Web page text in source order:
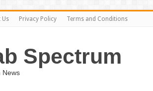
Us Privacy Policy Terms and Conditions
Spectrum
News